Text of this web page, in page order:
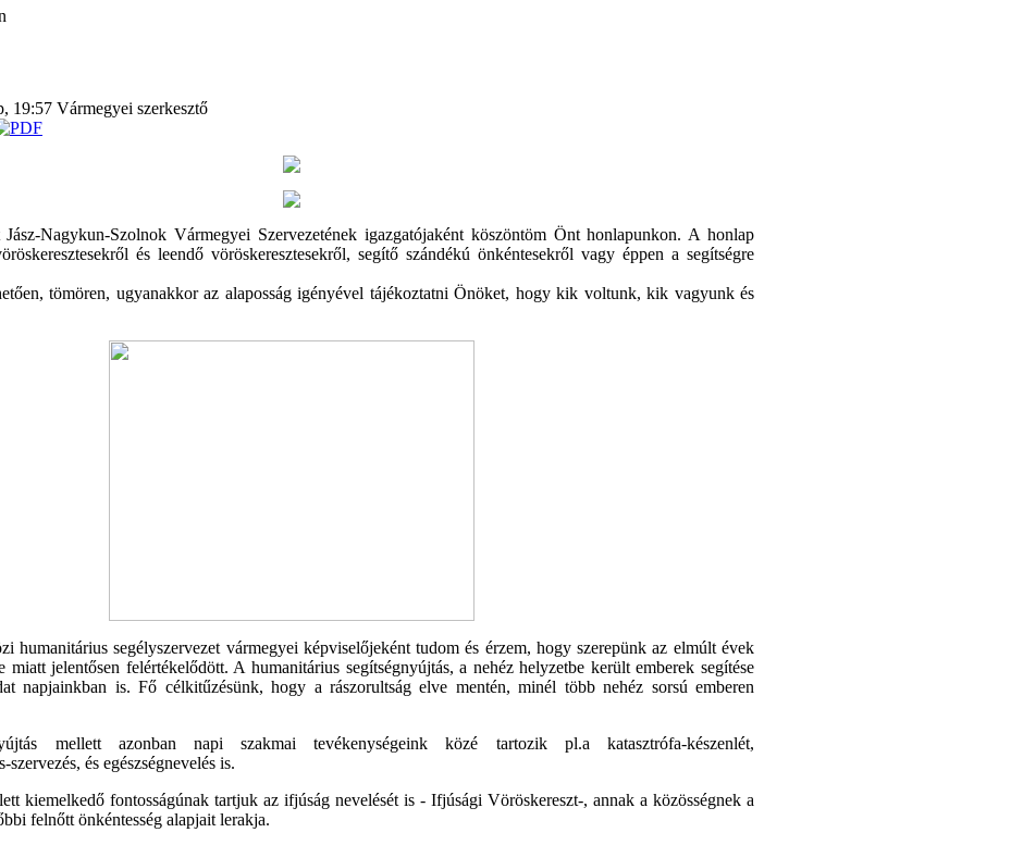
19:57 Vármegyei szerkesztő
Nagykun-Szolnok Vármegyei Szervezetének igazgatójaként köszöntöm Önt honlapunkon. A honlap
és leendő vöröskeresztesekről, segítő szándékú önkéntesekről vagy éppen a segítségre
tömören, ugyanakkor az alaposság igényével tájékoztatni Önöket, hogy kik voltunk, kik vagyunk és
humanitárius segélyszervezet vármegyei képviselőjeként tudom és érzem, hogy szerepünk az elmúlt évek
miatt jelentősen felértékelődött. A humanitárius segítségnyújtás, a nehéz helyzetbe került emberek segítése
napjainkban is. Fő célkitűzésünk, hogy a rászorultság elve mentén, minél több nehéz sorsú emberen
mellett azonban napi szakmai tevékenységeink közé tartozik pl.a katasztrófa-készenlét,
és egészségnevelés is.
kiemelkedő fontosságúnak tartjuk az ifjúság nevelését is - Ifjúsági Vöröskereszt-, annak a közösségnek a
felnőtt önkéntesség alapjait lerakja.